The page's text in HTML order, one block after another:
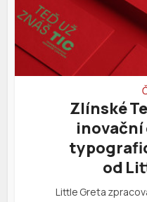
Zlínské
inovační
od
Little Greta